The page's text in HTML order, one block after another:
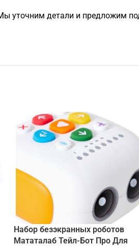
уточним детали и предложим
Набор безэкранных роботов
Мататалаб Тейл-Бот Про Для